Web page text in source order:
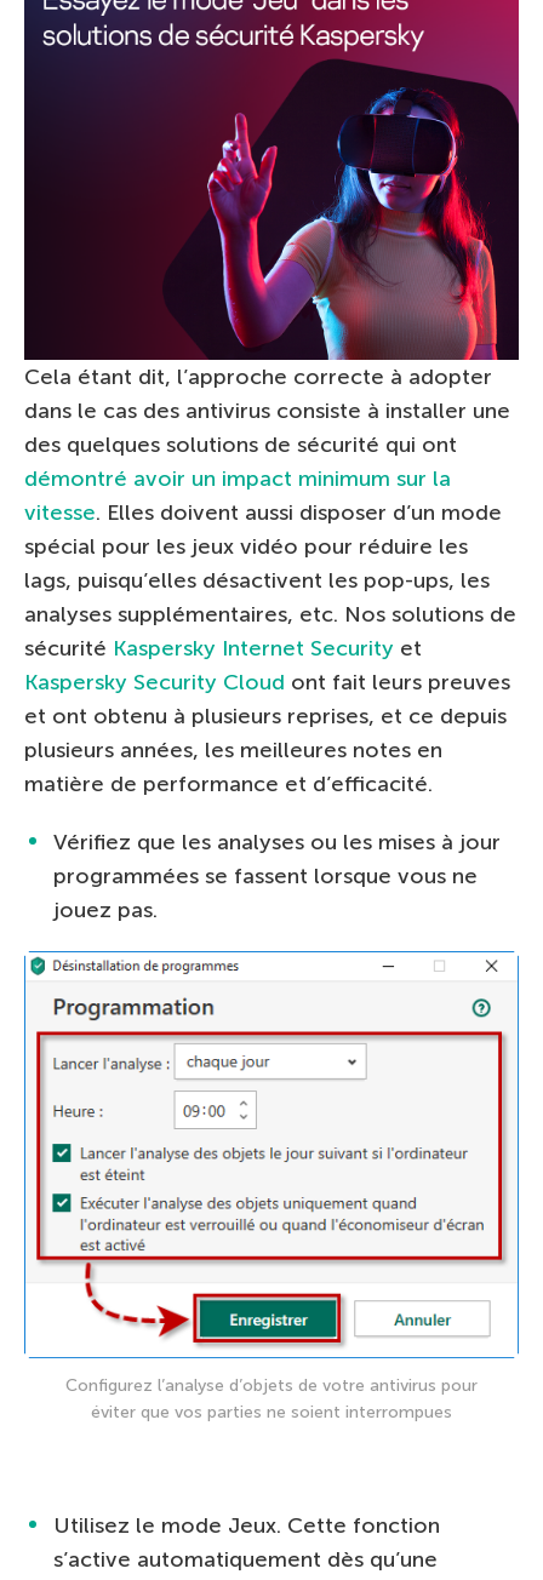
Cela étant dit, l’approche correcte à adopter
dans le cas des antivirus consiste à installer une
des quelques solutions de sécurité qui ont
démontré avoir un impact minimum sur la
vitesse. Elles doivent aussi disposer d’un mode
spécial pour les jeux vidéo pour réduire les
lags, puisqu’elles désactivent les pop-ups, les
analyses supplémentaires, etc. Nos solutions de
sécurité Kaspersky Internet Security et
Kaspersky Security Cloud ont fait leurs preuves
et ont obtenu à plusieurs reprises, et ce depuis
plusieurs années, les meilleures notes en
matière de performance et d’efficacité.
Vérifiez que les analyses ou les mises à jour
programmées se fassent lorsque vous ne
jouez pas.
Configurez l’analyse d’objets de votre antivirus pour
éviter que vos parties ne soient interrompues
Utilisez le mode Jeux. Cette fonction
s’active automatiquement dès qu’une